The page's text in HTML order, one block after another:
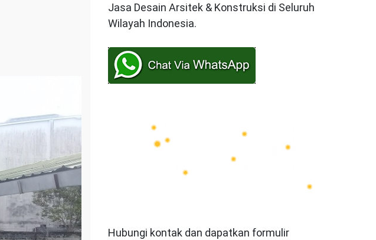
Jasa Desain Arsitek & Konstruksi di Seluruh
Wilayah Indonesia.
Hubungi kontak dan dapatkan formulir